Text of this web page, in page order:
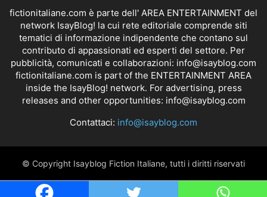
fictionitaliane.com è parte dell' AREA ENTERTAINMENT del
network IsayBlog! la cui rete editoriale comprende siti
tematici di informazione indipendente che contano sul
contributo di appassionati ed esperti del settore. Per
pubblicità, comunicati e collaborazioni: info@isayblog.com
fictionitaliane.com is part of the ENTERTAINMENT AREA
inside the IsayBlog! network. For advertising, press
releases and other opportunities: info@isayblog.com
Contattaci: info@isayblog.com
© Copyright Isayblog Fiction Italiane, tutti i diritti riservati